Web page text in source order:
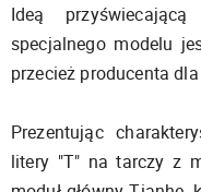
Ideą
specjalnego modelu
przecież producenta
Prezentując
litery "T" na tarczy z